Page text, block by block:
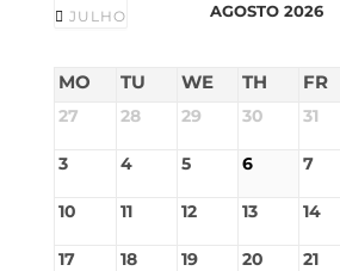
JULHO AGOSTO 2026
MO TU WE TH FR
27 28 29 30 31
3 4 5 6 7
10 11 12 13 14
17 18 19 20 21